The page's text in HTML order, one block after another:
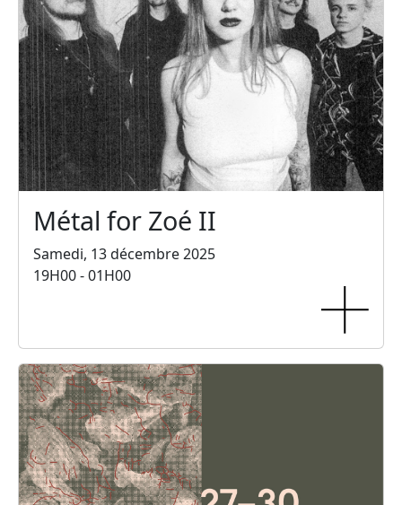
Métal for Zoé II
Samedi, 13 décembre 2025
19H00 - 01H00